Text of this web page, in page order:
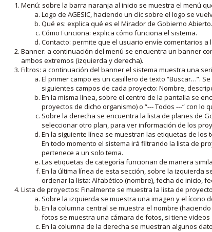
Menú: sobre la barra naranja al inicio se muestra el menú
Logo de AGESIC, haciendo un clic sobre el logo se
Qué es: explica qué es el Mirador de Gobierno Abierto.
Cómo Funciona: explica cómo funciona el sistema.
Contacto: permite que el usuario envíe comentarios
Banner: a continuación del menú se encuentra un banner
ambos extremos (izquierda y derecha).
Filtros: a continuación del banner el sistema muestra una
El primer campo es un casillero de texto “Buscar…”.
siguientes campos de cada proyecto: Nombre,
En la misma línea, sobre el centro de la pantalla se
proyectos de dicho organismo) o “--- Todos ---“ con
Sobre la derecha se encuentra la lista de planes de
seleccionar otro plan, para ver información de los
En la siguiente línea se muestran las etiquetas de
En todo momento el sistema irá filtrando la lista de
pertenece a un solo tema.
Las etiquetas de categoría funcionan de manera
En la última línea de esta sección, sobre la izquierda
ordenar la lista: Alfabético (nombre), fecha de inicio,
Lista de proyectos: Finalmente se muestra la lista de
Sobre la izquierda se muestra una imagen y el ícono
En la columna central se muestra el nombre
fotos se muestra una cámara de fotos, si tiene
En la columna de la derecha se muestran algunos